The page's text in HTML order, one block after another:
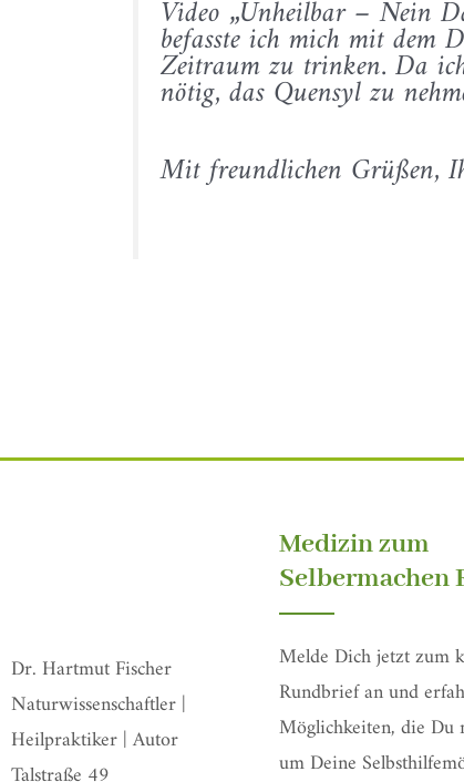
Video „Unheilbar – Nein
befasste ich mich mit dem
Zeitraum zu trinken. Da
nötig, das Quensyl zu
Mit freundlichen Grüßen,
Dr. Hartmut Fischer
Naturwissenschaftler |
Heilpraktiker | Autor
Medizin zum
Selbermachen
Melde Dich jetzt zum
Rundbrief an und
Möglichkeiten, die Du
um Deine